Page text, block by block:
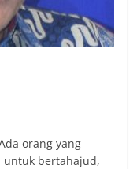
orang yang
untuk bertahajud,